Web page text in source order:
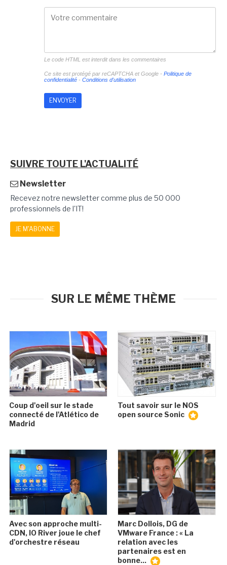
Le code HTML est interdit dans les commentaires
Ce site est protégé par reCAPTCHA et Google - Politique de
confidentialité- Conditions d'utilisation
SUIVRE TOUTE L'ACTUALITÉ
Newsletter
Recevez notre newsletter comme plus de 50 000
professionnels de l'IT!
JE M'ABONNE
SUR LE MÊME THÈME
Coup d'oeil sur le stade
connecté de l'Atlético de
Madrid
Tout savoir sur le NOS
open source Sonic
Avec son approche multi-
CDN, IO River joue le chef
d'orchestre réseau
Marc Dollois, DG de
VMware France : « La
relation avec les
partenaires est en
bonne...